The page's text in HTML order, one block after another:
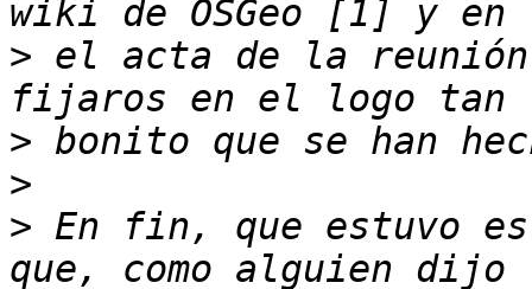
> el acta de la
>
>
> En fin, que estuvo